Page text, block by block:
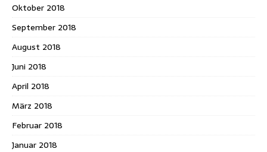
Oktober 2018
September 2018
August 2018
Juni 2018
April 2018
März 2018
Februar 2018
Januar 2018